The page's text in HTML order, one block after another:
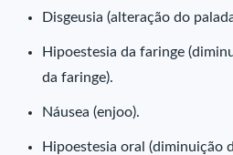
Disgeusia (alteração do
Hipoestesia da faringe
da faringe).
Náusea (enjoo).
Hipoestesia oral (diminuição